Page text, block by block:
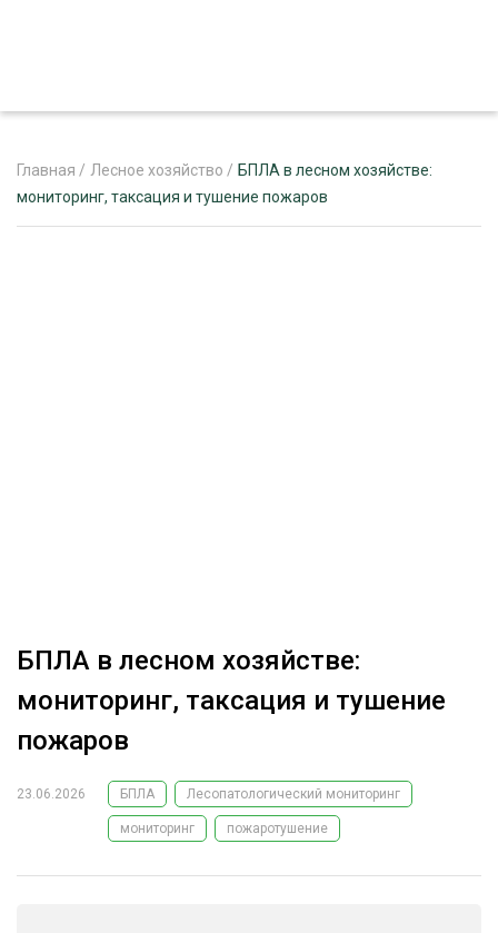
ЛЕСОВОССТАНОВЛЕНИЕ И ЗАЩИТА
КОМПЛЕКСНАЯ ПЕРЕРАБОТКА
ПОДБОРКИ СТАТЕЙ
Главная / Лесное хозяйство / БПЛА в лесном хозяйстве:
мониторинг, таксация и тушение пожаров
БПЛА в лесном хозяйстве:
мониторинг, таксация и тушение
пожаров
23.06.2026 БПЛА Лесопатологический мониторинг
мониторинг пожаротушение